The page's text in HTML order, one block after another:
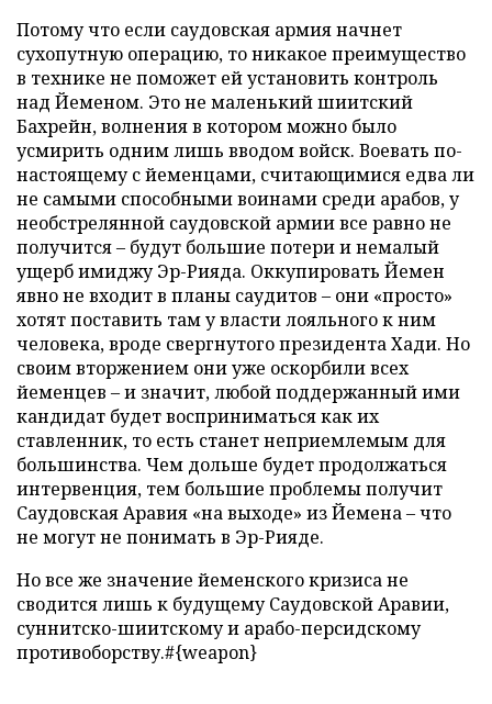
Потому что если саудовская армия начнет
сухопутную операцию, то никакое преимущество
в технике не поможет ей установить контроль
над Йеменом. Это не маленький шиитский
Бахрейн, волнения в котором можно было
усмирить одним лишь вводом войск. Воевать по-
настоящему с йеменцами, считающимися едва ли
не самыми способными воинами среди арабов, у
необстрелянной саудовской армии все равно не
получится – будут большие потери и немалый
ущерб имиджу Эр-Рияда. Оккупировать Йемен
явно не входит в планы саудитов – они «просто»
хотят поставить там у власти лояльного к ним
человека, вроде свергнутого президента Хади. Но
своим вторжением они уже оскорбили всех
йеменцев – и значит, любой поддержанный ими
кандидат будет восприниматься как их
ставленник, то есть станет неприемлемым для
большинства. Чем дольше будет продолжаться
интервенция, тем большие проблемы получит
Саудовская Аравия «на выходе» из Йемена – что
не могут не понимать в Эр-Рияде.
Но все же значение йеменского кризиса не
сводится лишь к будущему Саудовской Аравии,
суннитско-шиитскому и арабо-персидскому
противоборству.#{weapon}